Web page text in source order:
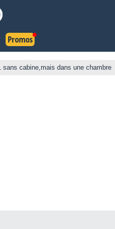
Promos
sans cabine,mais dans une chambre